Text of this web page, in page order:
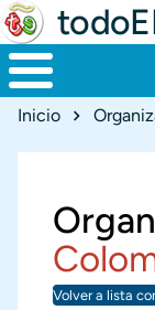
Ruta de
Inicio
Volver a lista